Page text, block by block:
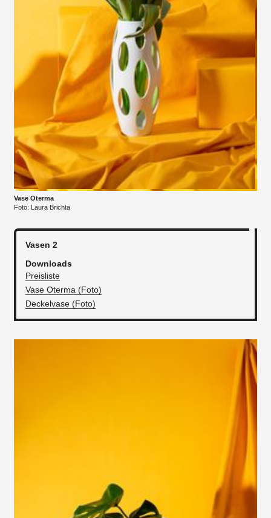
Vase Oterma
Foto: Laura Brichta
Vasen 2
Downloads
Preisliste
Vase Oterma (Foto)
Deckelvase (Foto)